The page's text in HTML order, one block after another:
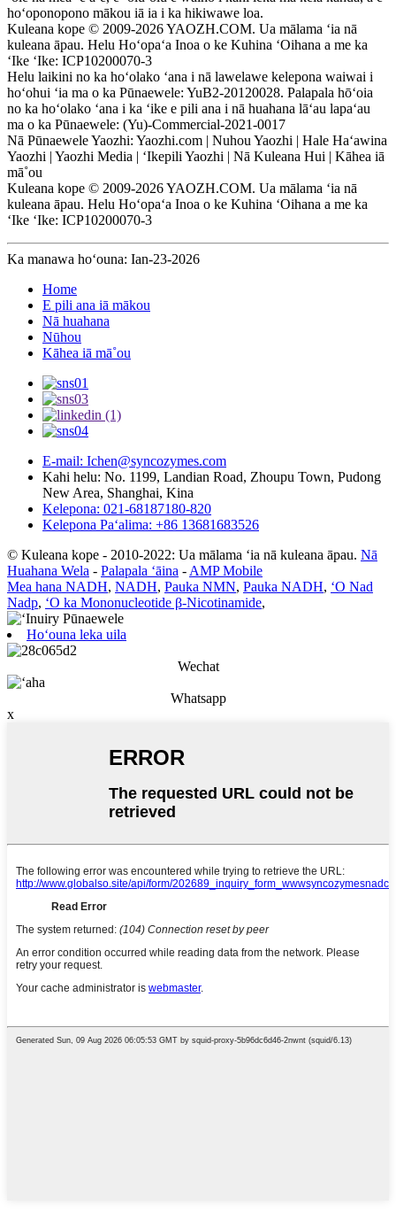
hoʻoponopono mākou iā ia i ka hikiwawe loa.
Kuleana kope © 2009-2026 YAOZH.COM. Ua mālama ʻia nā
kuleana āpau. Helu Hoʻopaʻa Inoa o ke Kuhina ʻOihana a me ka
ʻIke ʻIke: ICP10200070-3
Helu laikini no ka hoʻolako ʻana i nā lawelawe kelepona waiwai i
hoʻohui ʻia ma o ka Pūnaewele: YuB2-20120028. Palapala hōʻoia
no ka hoʻolako ʻana i ka ʻike e pili ana i nā huahana lāʻau lapaʻau
ma o ka Pūnaewele: (Yu)-Commercial-2021-0017
Nā Pūnaewele Yaozhi: Yaozhi.com | Nuhou Yaozhi | Hale Haʻawina
Yaozhi | Yaozhi Media | ʻIkepili Yaozhi | Nā Kuleana Hui | Kāhea iā
mā˚ou
Kuleana kope © 2009-2026 YAOZH.COM. Ua mālama ʻia nā
kuleana āpau. Helu Hoʻopaʻa Inoa o ke Kuhina ʻOihana a me ka
ʻIke ʻIke: ICP10200070-3
Ka manawa hoʻouna: Ian-23-2026
Home
E pili ana iā mākou
Nā huahana
Nūhou
Kāhea iā mā˚ou
E-mail: Ichen@syncozymes.com
Kahi helu: No. 1199, Landian Road, Zhoupu Town, Pudong
New Area, Shanghai, Kina
Kelepona: 021-68187180-820
Kelepona Paʻalima: +86 13681683526
© Kuleana kope - 2010-2022: Ua mālama ʻia nā kuleana āpau. Nā
Huahana Wela - Palapala ʻāina - AMP Mobile
Mea hana NADH, NADH, Pauka NMN, Pauka NADH, ʻO Nad
Nadp, ʻO ka Mononucleotide β-Nicotinamide,
Hoʻouna leka uila
Wechat
Whatsapp
x